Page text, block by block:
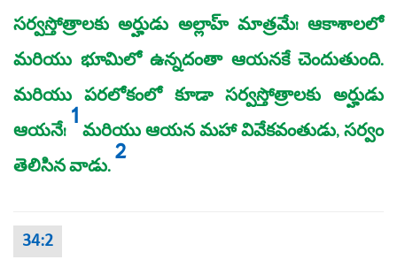
సర్వస్తోత్రాలకు అర్హుడు అల్లాహ్‌ మాత్రమే! ఆకాశాలలో
మరియు భూమిలో ఉన్నదంతా ఆయనకే చెందుతుంది.
మరియు పరలోకంలో కూడా సర్వస్తోత్రాలకు అర్హుడు
ఆయనే!1మరియు ఆయన మహా వివేకవంతుడు, సర్వం
తెలిసిన వాడు.2
34:2